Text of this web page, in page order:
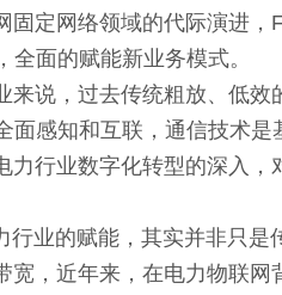
定网络领域的代际演进，
全面的赋能新业务模式。
说，过去传统粗放、低效
面感知和互联，通信技术是
行业数字化转型的深入，
的赋能，其实并非只是传
，近年来，在电力物联网